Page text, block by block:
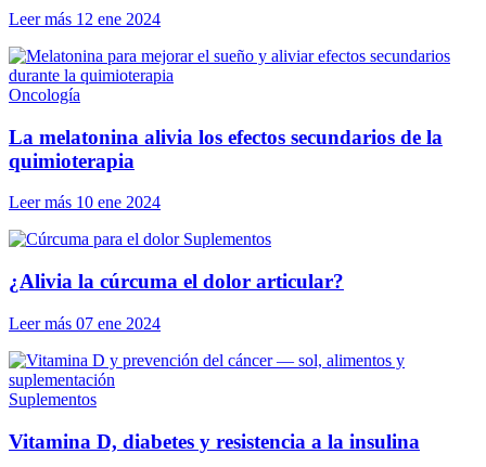
Leer más 12 ene 2024
Oncología
La melatonina alivia los efectos secundarios de la
quimioterapia
Leer más 10 ene 2024
Suplementos
¿Alivia la cúrcuma el dolor articular?
Leer más 07 ene 2024
Suplementos
Vitamina D, diabetes y resistencia a la insulina